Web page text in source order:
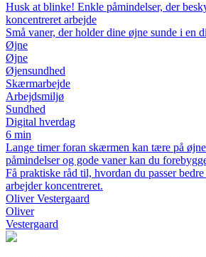
Husk at blinke! Enkle påmindelser, der
koncentreret arbejde
Små vaner, der holder dine øjne sunde i en
Øjne
Øjne
Øjensundhed
Skærmarbejde
Arbejdsmiljø
Sundhed
Digital hverdag
6 min
Lange timer foran skærmen kan tære på
påmindelser og gode vaner kan du
Få praktiske råd til, hvordan du passer
arbejder koncentreret.
Oliver Vestergaard
Oliver
Vestergaard